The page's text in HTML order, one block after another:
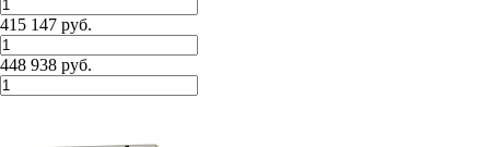
415 147 руб.
448 938 руб.